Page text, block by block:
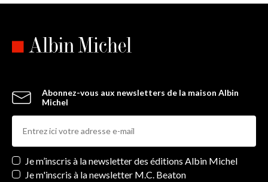
Abonnez-vous aux newsletters de la maison Albin
Michel
Newsletters
Je m’inscris à la newsletter des éditions Albin Michel
Je m'inscris à la newsletter M.C. Beaton